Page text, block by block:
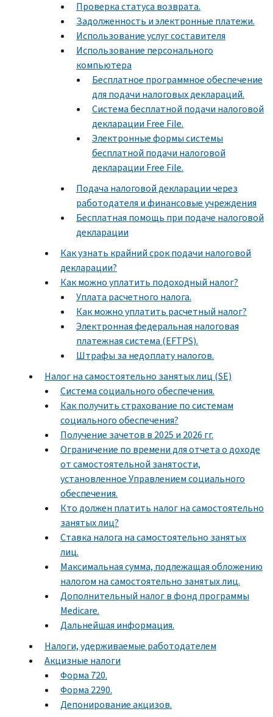
Проверка статуса возврата.
Задолженность и электронные платежи.
Использование услуг составителя
Использование персонального
компьютера
Бесплатное программное обеспечение
для подачи налоговых деклараций.
Система бесплатной подачи налоговой
декларации Free File.
Электронные формы системы
бесплатной подачи налоговой
декларации Free File.
Подача налоговой декларации через
работодателя и финансовые учреждения
Бесплатная помощь при подаче налоговой
декларации
Как узнать крайний срок подачи налоговой
декларации?
Как можно уплатить подоходный налог?
Уплата расчетного налога.
Как можно уплатить расчетный налог?
Электронная федеральная налоговая
платежная система (EFTPS).
Штрафы за недоплату налогов.
Налог на самостоятельно занятых лиц (SE)
Система социального обеспечения.
Как получить страхование по системам
социального обеспечения?
Получение зачетов в 2025 и 2026 гг.
Ограничение по времени для отчета о доходе
от самостоятельной занятости,
установленное Управлением социального
обеспечения.
Кто должен платить налог на самостоятельно
занятых лиц?
Ставка налога на самостоятельно занятых
лиц.
Максимальная сумма, подлежащая обложению
налогом на самостоятельно занятых лиц.
Дополнительный налог в фонд программы
Medicare.
Дальнейшая информация.
Налоги, удерживаемые работодателем
Акцизные налоги
Форма 720.
Форма 2290.
Депонирование акцизов.